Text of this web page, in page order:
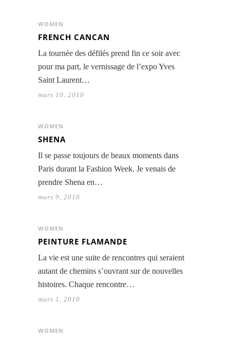
WOMEN
FRENCH CANCAN
La tournée des défilés prend fin ce soir avec
pour ma part, le vernissage de l’expo Yves
Saint Laurent…
mars 10, 2010
WOMEN
SHENA
Il se passe toujours de beaux moments dans
Paris durant la Fashion Week. Je venais de
prendre Shena en…
mars 9, 2010
WOMEN
PEINTURE FLAMANDE
La vie est une suite de rencontres qui seraient
autant de chemins s’ouvrant sur de nouvelles
histoires. Chaque rencontre…
mars 1, 2010
WOMEN